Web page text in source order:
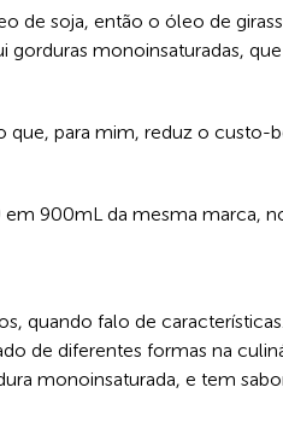
de soja, então o óleo de
monoinsaturadas,
que, para mim, reduz o custo-
em 900mL da mesma marca,
quando falo de
de diferentes formas na
monoinsaturada, e tem